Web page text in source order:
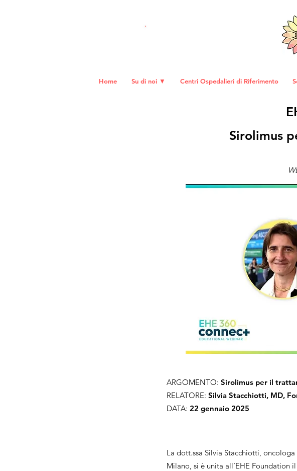
Home Su di noi ▼ Centri Ospedalieri di Riferimento
Sirolimus
ARGOMENTO: Sirolimus per il
RELATORE: Silvia Stacchiotti, MD,
DATA: 22 gennaio 2025
La dott.ssa Silvia Stacchiotti,
Milano, si è unita all’EHE Foundation